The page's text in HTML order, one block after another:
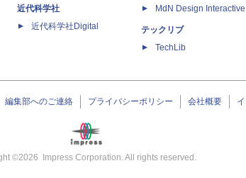
近代科学社
近代科学社Digital
MdN Design Interactive
テックリブ
TechLib
編集部へのご連絡 プライバシーポリシー 会社概要
©2026 Impress Corporation. All rights reserved.